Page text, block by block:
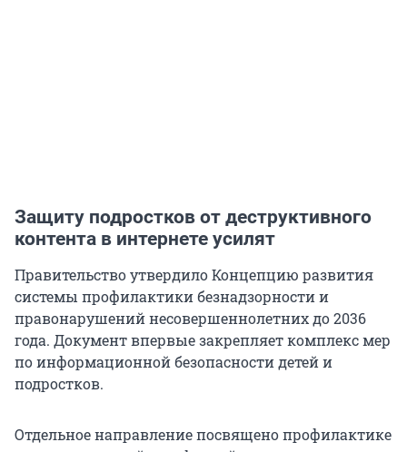
Защиту подростков от деструктивного
контента в интернете усилят
Правительство утвердило Концепцию развития
системы профилактики безнадзорности и
правонарушений несовершеннолетних до 2036
года. Документ впервые закрепляет комплекс мер
по информационной безопасности детей и
подростков.
Отдельное направление посвящено профилактике